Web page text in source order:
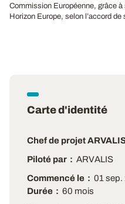
Commission Européenne, grâce
Horizon Europe, selon l’accord
Carte d'identité
Chef de projet
Piloté par
ARVALIS
Commencé le
01 sep.
Durée
60 mois